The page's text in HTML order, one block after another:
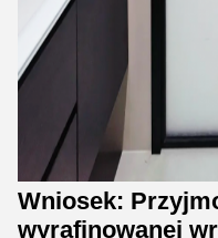
Wniosek:
wyrafinowanej